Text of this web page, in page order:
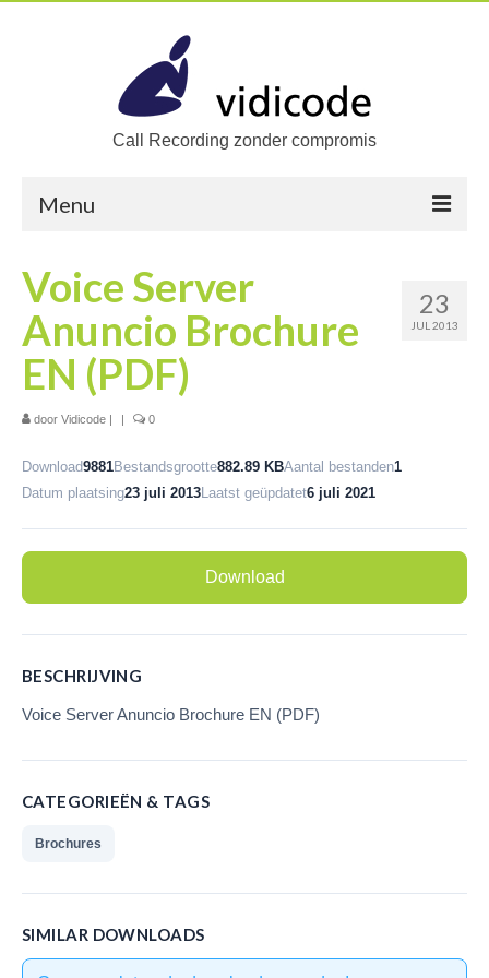
Call Recording zonder compromis
Menu
Oplossingen
Zoek een oplossing
Producten
Call Recorder Apresa
Call Recorder Oygo
(softphones/headsets)
V-Tap VoIP
V-Mic Audio Recorder
België
23
JUL 2013
Voice Server
Anuncio Brochure
EN (PDF)
door Vidicode | | 0
Download9881Bestandsgrootte882.89 KBAantal bestanden1
Datum plaatsing23 juli 2013Laatst geüpdatet6 juli 2021
Download
BESCHRIJVING
Voice Server Anuncio Brochure EN (PDF)
CATEGORIEËN & TAGS
Brochures
SIMILAR DOWNLOADS